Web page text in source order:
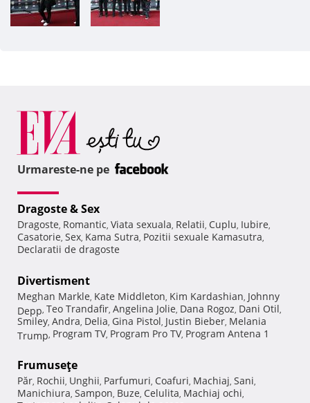
Urmareste-ne pe
Dragoste & Sex
Dragoste, Romantic, Viata sexuala, Relatii, Cuplu, Iubire,
Casatorie, Sex, Kama Sutra, Pozitii sexuale Kamasutra,
Declaratii de dragoste
Divertisment
Meghan Markle, Kate Middleton, Kim Kardashian, Johnny
Depp, Teo Trandafir, Angelina Jolie, Dana Rogoz, Dani Otil,
Smiley, Andra, Delia, Gina Pistol, Justin Bieber, Melania
Trump, Program TV, Program Pro TV, Program Antena 1
Frumuseţe
Păr, Rochii, Unghii, Parfumuri, Coafuri, Machiaj, Sani,
Manichiura, Sampon, Buze, Celulita, Machiaj ochi,